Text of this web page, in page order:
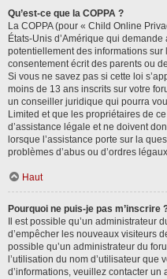
Qu’est-ce que la COPPA ?
La COPPA (pour « Child Online
États-Unis d’Amérique qui
potentiellement des informations
consentement écrit des parents ou
Si vous ne savez pas si cette loi
moins de 13 ans inscrits sur votre
un conseiller juridique qui pourra
Limited et que les propriétaires de
d’assistance légale et ne doivent
lorsque l’assistance porte sur la
problèmes d’abus ou d’ordres
Haut
Pourquoi ne puis-je pas m’inscrire
Il est possible qu’un administrateur
d’empêcher les nouveaux visiteurs
possible qu’un administrateur du
l’utilisation du nom d’utilisateur que
d’informations, veuillez contacter un